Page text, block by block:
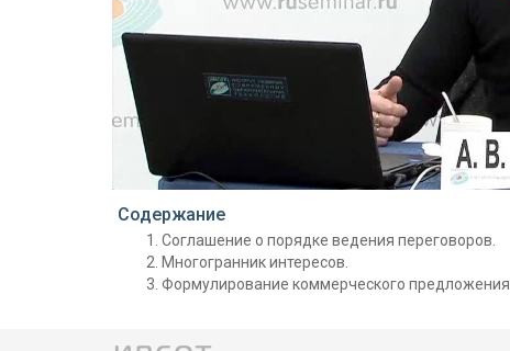
Содержание
Соглашение о порядке ведения переговоров.
Многогранник интересов.
Формулирование коммерческого предложения.